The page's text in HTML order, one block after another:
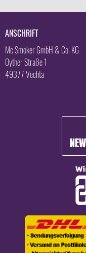
ANSCHRIFT
Mc Smoker GmbH & Co. KG
Oyther Straße 1
49377 Vechta